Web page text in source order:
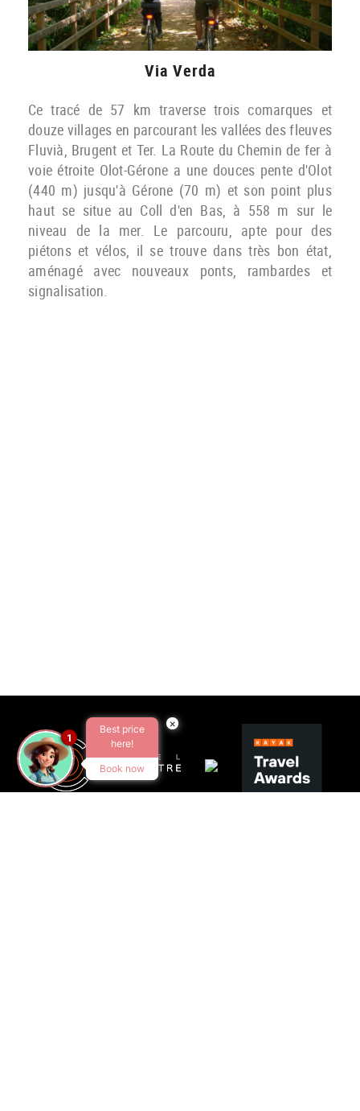
Via Verda
Ce tracé de 57 km traverse trois comarques et
douze villages en parcourant les vallées des fleuves
Fluvià, Brugent et Ter. La Route du Chemin de fer à
voie étroite Olot-Gérone a une douces pente d'Olot
(440 m) jusqu'à Gérone (70 m) et son point plus
haut se situe au Coll d'en Bas, à 558 m sur le
niveau de la mer. Le parcouru, apte pour des
piétons et vélos, il se trouve dans très bon état,
aménagé avec nouveaux ponts, rambardes et
signalisation.
×
Best price
here!
Book now
1